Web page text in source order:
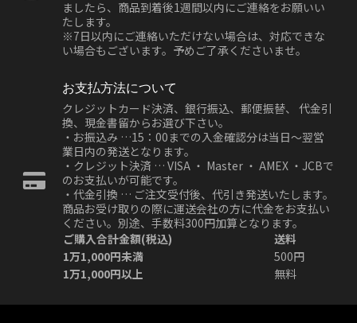
ましたら、商品到着後1週間以内にご連絡をお願いい
たします。
※7日以内にご連絡いただけない場合は、対応できな
い場合もございます。予めご了承くださいませ。
お支払方法について
クレジットカード決済、銀行振込、郵便振替、 代金引
換、現金書留からお選び下さい。
・お振込み …15：00までの入金確認分は当日～翌営
業日内の発送となります。
・クレジット決済 … VISA ・ Master ・ AMEX ・JCBで
のお支払いが可能です。
・代金引換 … ご注文受付後、代引き発送いたします。
商品お受け取りの際に運送会社の方に代金をお支払い
ください。別途、手数料300円加算となります。
ご購入合計金額(税込)
送料
1万1,000円未満
500円
1万1,000円以上
無料